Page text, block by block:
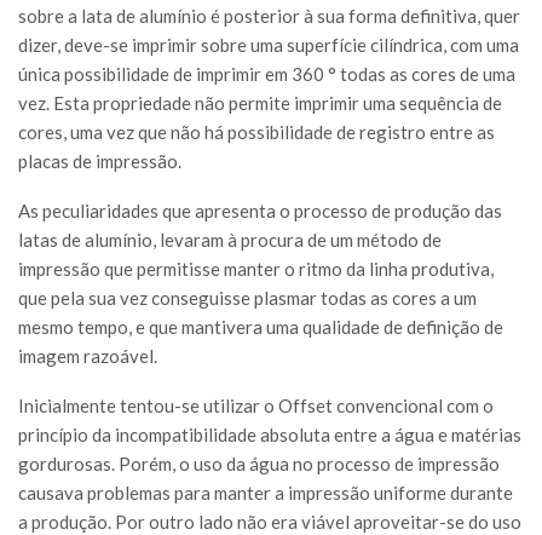
sobre a lata de alumínio é posterior à sua forma definitiva, quer
dizer, deve-se imprimir sobre uma superfície cilíndrica, com uma
única possibilidade de imprimir em 360 ° todas as cores de uma
vez. Esta propriedade não permite imprimir uma sequência de
cores, uma vez que não há possibilidade de registro entre as
placas de impressão.
As peculiaridades que apresenta o processo de produção das
latas de alumínio, levaram à procura de um método de
impressão que permitisse manter o ritmo da linha produtiva,
que pela sua vez conseguisse plasmar todas as cores a um
mesmo tempo, e que mantivera uma qualidade de definição de
imagem razoável.
Inicialmente tentou-se utilizar o Offset convencional com o
princípio da incompatibilidade absoluta entre a água e matérias
gordurosas. Porém, o uso da água no processo de impressão
causava problemas para manter a impressão uniforme durante
a produção. Por outro lado não era viável aproveitar-se do uso